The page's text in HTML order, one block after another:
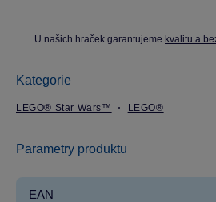
U našich hraček garantujeme kvalitu a
Kategorie
LEGO® Star Wars™ LEGO®
Parametry produktu
EAN